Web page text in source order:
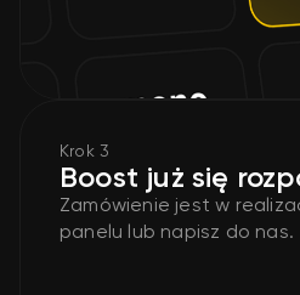
Krok 3
Boost już się
Zamówienie jest w
panelu lub napisz do nas.